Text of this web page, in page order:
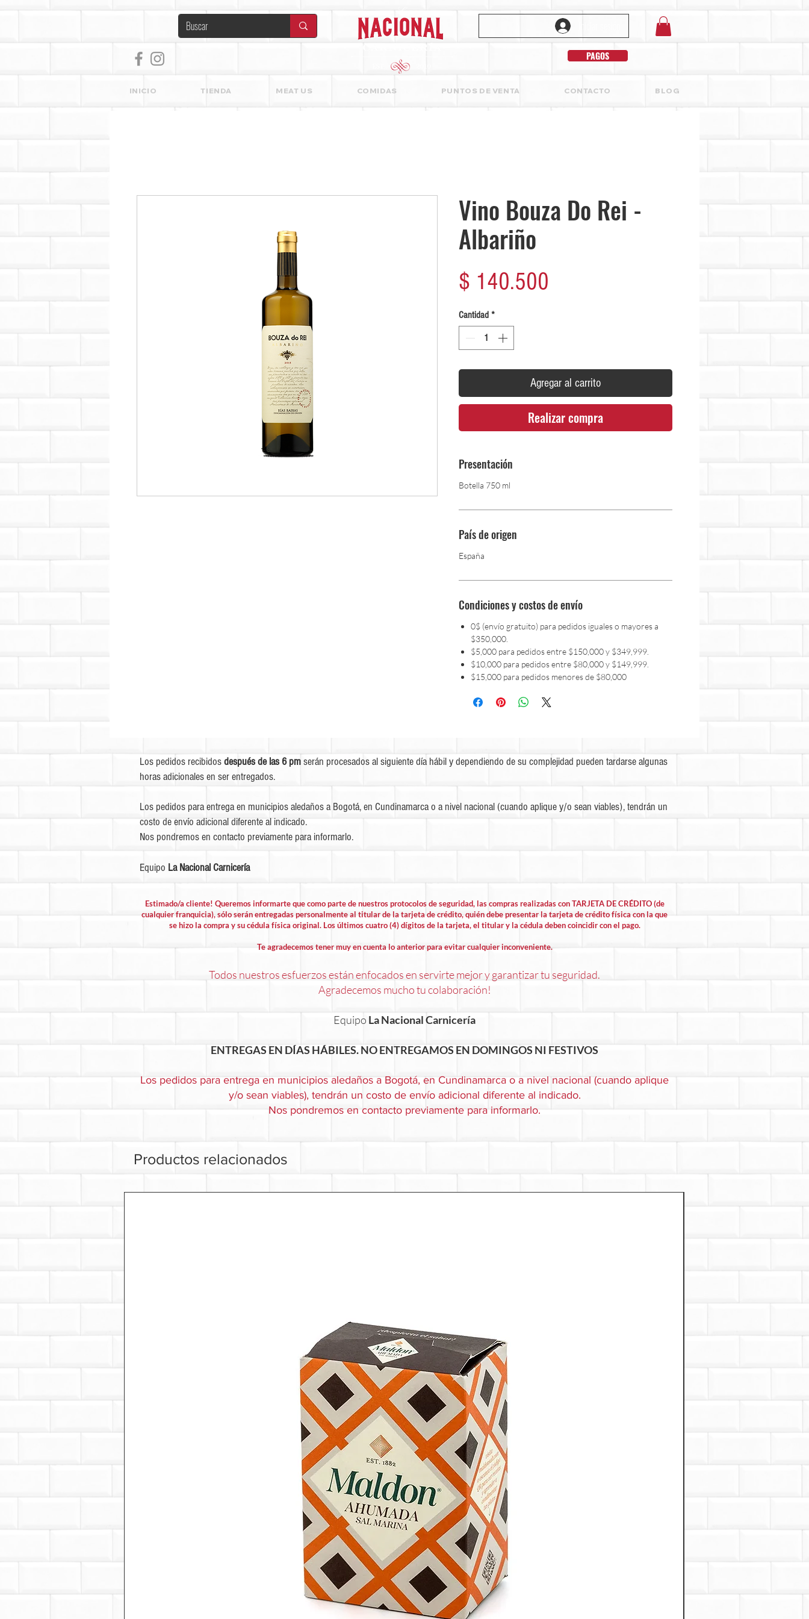
PAGOS
INICIO TIENDA MEAT US COMIDAS PUNTOS DE VENTA CONTACTO BLOG
Vino Bouza Do Rei -
Albariño
$ 140.500
Cantidad *
Agregar al carrito
Realizar compra
Presentación
Botella 750 ml
País de origen
España
Condiciones y costos de envío
0$ (envío gratuito) para pedidos iguales o mayores a
$350,000.
$5,000 para pedidos entre $150,000 y $349,999.
$10,000 para pedidos entre $80,000 y $149,999.
$15,000 para pedidos menores de $80,000
Los pedidos recibidosdespués de las 6 pmserán procesados al siguiente día hábil y dependiendo de su complejidad pueden tardarse algunas
horas adicionales en ser entregados.
Los pedidos para entrega en municipios aledaños a Bogotá, en Cundinamarca o a nivel nacional (cuando aplique y/o sean viables), tendrán un
costo de envío adicional diferente al indicado.
Nos pondremos en contacto previamente para informarlo.
Equipo La Nacional Carnicería
Estimado/a cliente! Queremos informarte que como parte de nuestros protocolos de seguridad, las compras realizadas con TARJETA DE CRÉDITO (de
cualquier franquicia), sólo serán entregadas personalmente al titular de la tarjeta de crédito, quién debe presentar la tarjeta de crédito física con la que
se hizo la compra y su cédula física original. Los últimos cuatro (4) dígitos de la tarjeta, el titular y la cédula deben coincidir con el pago.
Te agradecemos tener muy en cuenta lo anterior para evitar cualquier inconveniente.
Todos nuestros esfuerzos están enfocados en servirte mejor y garantizar tu seguridad.
Agradecemos mucho tu colaboración!
Equipo La Nacional Carnicería
ENTREGAS EN DÍAS HÁBILES. NO ENTREGAMOS EN DOMINGOS NI FESTIVOS
Los pedidos para entrega en municipios aledaños a Bogotá, en Cundinamarca o a nivel nacional (cuando aplique
y/o sean viables), tendrán un costo de envío adicional diferente al indicado.
Nos pondremos en contacto previamente para informarlo.
Productos relacionados